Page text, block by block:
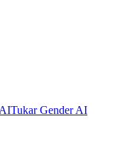
Tukar Gender AI